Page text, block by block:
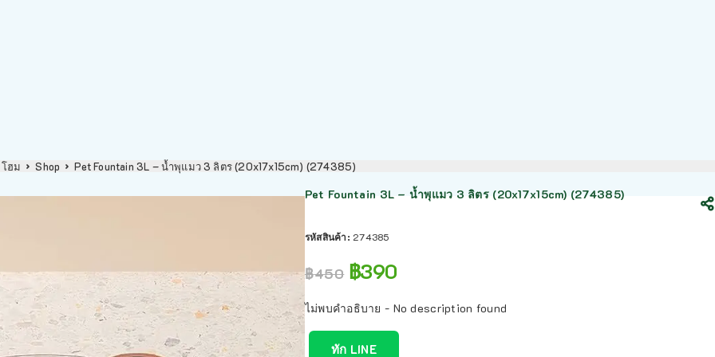
โฮม Shop Pet Fountain 3L – น้ำพุแมว 3 ลิตร (20x17x15cm) (274385)
Pet Fountain 3L – น้ำพุแมว 3 ลิตร (20x17x15cm) (274385)
รหัสสินค้า: 274385
฿450 ฿390
ไม่พบคำอธิบาย - No description found
ทัก LINE